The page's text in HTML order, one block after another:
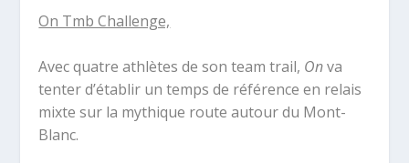
On Tmb Challenge,
Avec quatre athlètes de son team trail, Onva
tenter d’établir un temps de référence en relais
mixte sur la mythique route autour du Mont-
Blanc.